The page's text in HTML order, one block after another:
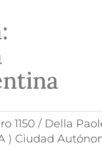
1150 / Della
) Ciudad